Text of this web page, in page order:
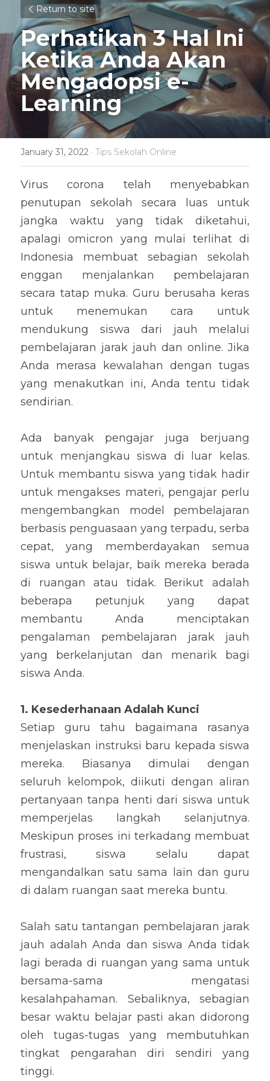
Return to site
Perhatikan 3 Hal Ini
Ketika Anda Akan
Mengadopsi e-
Learning
January 31, 2022 · Tips Sekolah Online
Virus corona telah menyebabkan
penutupan sekolah secara luas untuk
jangka waktu yang tidak diketahui,
apalagi omicron yang mulai terlihat di
Indonesia membuat sebagian sekolah
enggan menjalankan pembelajaran
secara tatap muka. Guru berusaha keras
untuk menemukan cara untuk
mendukung siswa dari jauh melalui
pembelajaran jarak jauh dan online. Jika
Anda merasa kewalahan dengan tugas
yang menakutkan ini, Anda tentu tidak
sendirian.
Ada banyak pengajar juga berjuang
untuk menjangkau siswa di luar kelas.
Untuk membantu siswa yang tidak hadir
untuk mengakses materi, pengajar perlu
mengembangkan model pembelajaran
berbasis penguasaan yang terpadu, serba
cepat, yang memberdayakan semua
siswa untuk belajar, baik mereka berada
di ruangan atau tidak. Berikut adalah
beberapa petunjuk yang dapat
membantu Anda menciptakan
pengalaman pembelajaran jarak jauh
yang berkelanjutan dan menarik bagi
siswa Anda.
1. Kesederhanaan Adalah Kunci
Setiap guru tahu bagaimana rasanya
menjelaskan instruksi baru kepada siswa
mereka. Biasanya dimulai dengan
seluruh kelompok, diikuti dengan aliran
pertanyaan tanpa henti dari siswa untuk
memperjelas langkah selanjutnya.
Meskipun proses ini terkadang membuat
frustrasi, siswa selalu dapat
mengandalkan satu sama lain dan guru
di dalam ruangan saat mereka buntu.
Salah satu tantangan pembelajaran jarak
jauh adalah Anda dan siswa Anda tidak
lagi berada di ruangan yang sama untuk
bersama-sama mengatasi
kesalahpahaman. Sebaliknya, sebagian
besar waktu belajar pasti akan didorong
oleh tugas-tugas yang membutuhkan
tingkat pengarahan diri sendiri yang
tinggi.